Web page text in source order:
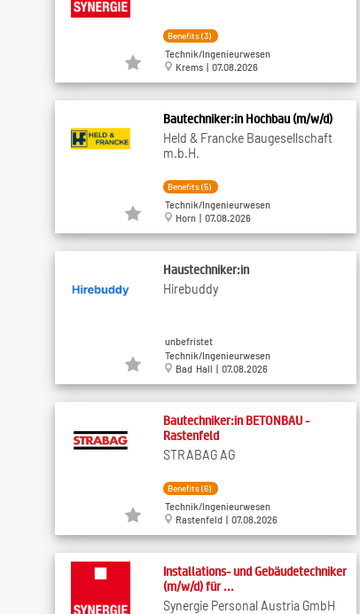
Benefits (3)
Technik/Ingenieurwesen
Krems | 07.08.2026
Bautechniker:in Hochbau (m/w/d)
Held & Francke Baugesellschaft
m.b.H.
Benefits (5)
Technik/Ingenieurwesen
Horn | 07.08.2026
Haustechniker:in
Hirebuddy
unbefristet
Technik/Ingenieurwesen
Bad Hall | 07.08.2026
Bautechniker:in BETONBAU -
Rastenfeld
STRABAG AG
Benefits (6)
Technik/Ingenieurwesen
Rastenfeld | 07.08.2026
Installations- und Gebäudetechniker
(m/w/d) für ...
Synergie Personal Austria GmbH